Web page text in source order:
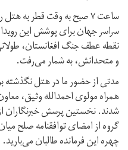
ساعت ۷ صبح به‌ وقت قطر به
سراسر جهان برای پوشش این
نقطه‌ عطف جنگ افغانستان،
و متحدانش، به شمار می‌رفت.
مدتی از حضور ما در هتل نگذشته
همراه مولوی احمدا‌لله وثیق،
شدند. نخستین پرسش خبرنگاران
گروه از امضای توافقنامه‌ صلح
چهره‌ این فرمانده طالبان